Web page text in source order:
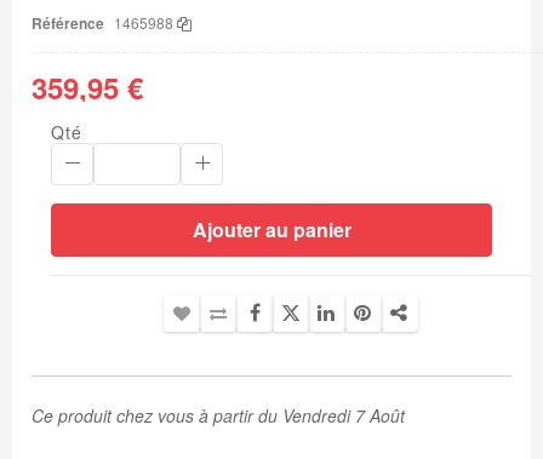
d’images
Référence 1465988
359,95 €
Qté
Ajouter au panier
Ce produit chez vous à partir du Vendredi 7 Août